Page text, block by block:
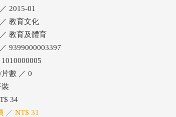
2015-01
教育文化
教育及體育
9399000003397
數 ／ 0
34
／ NT$ 31